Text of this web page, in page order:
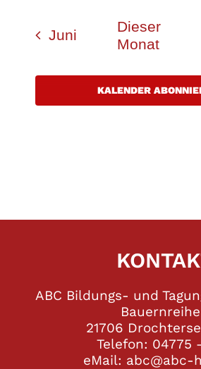
Juni
Dieser
Monat
KALENDER
ABC Bildungs- und
Bauernreihe
21706
Telefon: 04775
eMail: abc@abc-